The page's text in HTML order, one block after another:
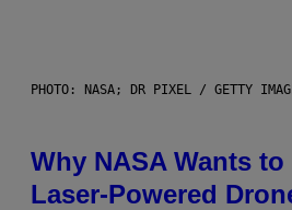
PHOTO: NASA; DR PIXEL / GETTY
Why NASA Wants to
Laser-Powered